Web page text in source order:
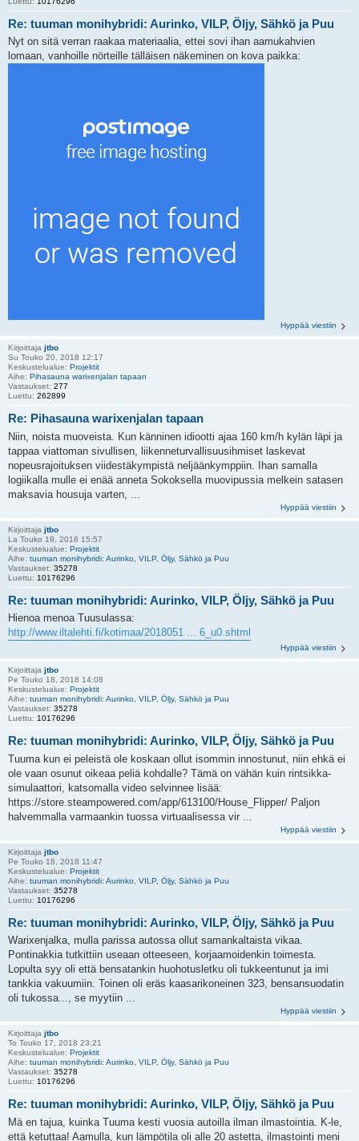
Re: tuuman monihybridi: Aurinko, VILP, Öljy, Sähkö ja Puu
Nyt on sitä verran raakaa materiaalia, ettei sovi ihan aamukahvien
lomaan, vanhoille nörteille tälläisen näkeminen on kova paikka:
Hyppää viestiin
Kirjoittaja jtbo
Su Touko 20, 2018 12:17
Keskustelualue: Projektit
Aihe: Pihasauna warixenjalan tapaan
Vastaukset: 277
Luettu: 262899
Re: Pihasauna warixenjalan tapaan
Niin, noista muoveista. Kun känninen idiootti ajaa 160 km/h kylän läpi ja
tappaa viattoman sivullisen, liikenneturvallisuusihmiset laskevat
nopeusrajoituksen viidestäkympistä neljäänkymppiin. Ihan samalla
logiikalla mulle ei enää anneta Sokoksella muovipussia melkein satasen
maksavia housuja varten, ...
Hyppää viestiin
Kirjoittaja jtbo
La Touko 19, 2018 15:57
Keskustelualue: Projektit
Aihe: tuuman monihybridi: Aurinko, VILP, Öljy, Sähkö ja Puu
Vastaukset: 35278
Luettu: 10176296
Re: tuuman monihybridi: Aurinko, VILP, Öljy, Sähkö ja Puu
Hienoa menoa Tuusulassa:
http://www.iltalehti.fi/kotimaa/2018051 ... 6_u0.shtml
Hyppää viestiin
Kirjoittaja jtbo
Pe Touko 18, 2018 14:08
Keskustelualue: Projektit
Aihe: tuuman monihybridi: Aurinko, VILP, Öljy, Sähkö ja Puu
Vastaukset: 35278
Luettu: 10176296
Re: tuuman monihybridi: Aurinko, VILP, Öljy, Sähkö ja Puu
Tuuma kun ei peleistä ole koskaan ollut isommin innostunut, niin ehkä ei
ole vaan osunut oikeaa peliä kohdalle? Tämä on vähän kuin rintsikka-
simulaattori, katsomalla video selvinnee lisää:
https://store.steampowered.com/app/613100/House_Flipper/ Paljon
halvemmalla varmaankin tuossa virtuaalisessa vir ...
Hyppää viestiin
Kirjoittaja jtbo
Pe Touko 18, 2018 11:47
Keskustelualue: Projektit
Aihe: tuuman monihybridi: Aurinko, VILP, Öljy, Sähkö ja Puu
Vastaukset: 35278
Luettu: 10176296
Re: tuuman monihybridi: Aurinko, VILP, Öljy, Sähkö ja Puu
Warixenjalka, mulla parissa autossa ollut samankaltaista vikaa.
Pontinakkia tutkittiin useaan otteeseen, korjaamoidenkin toimesta.
Lopulta syy oli että bensatankin huohotusletku oli tukkeentunut ja imi
tankkia vakuumiin. Toinen oli eräs kaasarikoneinen 323, bensansuodatin
oli tukossa..., se myytiin ...
Hyppää viestiin
Kirjoittaja jtbo
To Touko 17, 2018 23:21
Keskustelualue: Projektit
Aihe: tuuman monihybridi: Aurinko, VILP, Öljy, Sähkö ja Puu
Vastaukset: 35278
Luettu: 10176296
Re: tuuman monihybridi: Aurinko, VILP, Öljy, Sähkö ja Puu
Mä en tajua, kuinka Tuuma kesti vuosia autoilla ilman ilmastointia. K-le,
että ketuttaa! Aamulla, kun lämpötila oli alle 20 astetta, ilmastointi meni